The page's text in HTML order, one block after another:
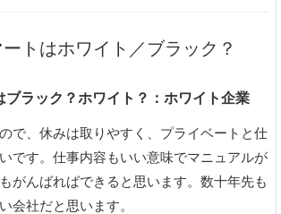
トはホワイト／ブラック？
ブラック？ホワイト？：ホワイト企業
で、休みは取りやすく、プライベートと仕
です。仕事内容もいい意味でマニュアルが
がんばればできると思います。数十年先も
会社だと思います。